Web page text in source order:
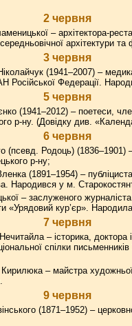
2 червня
– архітектора-
середньовічної архітектури
3 червня
(1941–2007) –
Російської Федерації.
5 червня
(1941–2012) – поетеси,
р-ну. (Довідку див.
6 червня
Родоць) (1836–1901)
р-ну;
(1891–1954) –
Народився у м.
– заслуженого
«Урядовий кур’єр».
7 червня
– історика, доктора
спілки
– майстра художньої
9 червня
(1871–1952) –